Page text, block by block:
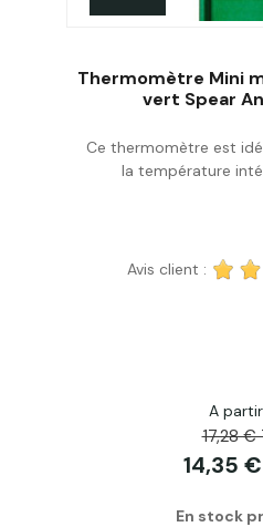
Thermomètre Mini
vert Spear
Ce thermomètre est
la température
Avis client :
A
17,28 €
14,35
En stock